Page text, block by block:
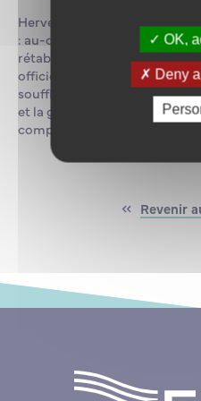
Hervé Berville a fixé des
: au-delà du bon
rétabli, il s’agit de donner à
officiers de la marine
souffle. La transition
et la gestion prévisionnelle
compétences seront des
Revenir
OK,
Deny